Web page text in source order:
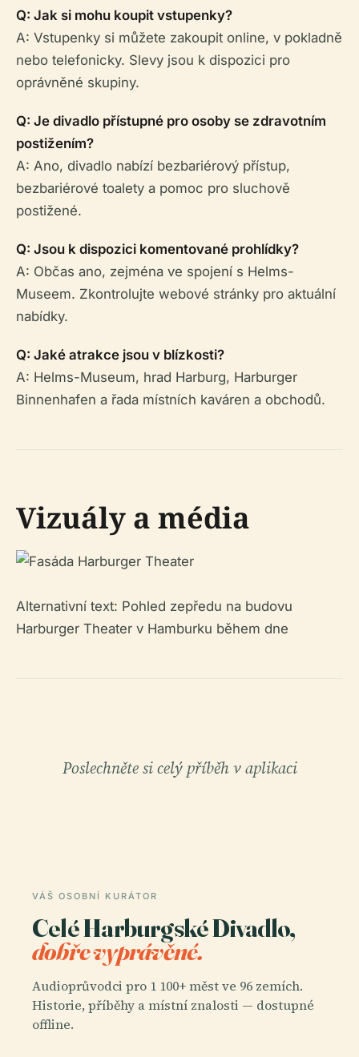
Q: Jak si mohu koupit vstupenky?
A: Vstupenky si můžete zakoupit online, v pokladně
nebo telefonicky. Slevy jsou k dispozici pro
oprávněné skupiny.
Q: Je divadlo přístupné pro osoby se zdravotním
postižením?
A: Ano, divadlo nabízí bezbariérový přístup,
bezbariérové toalety a pomoc pro sluchově
postižené.
Q: Jsou k dispozici komentované prohlídky?
A: Občas ano, zejména ve spojení s Helms-
Museem. Zkontrolujte webové stránky pro aktuální
nabídky.
Q: Jaké atrakce jsou v blízkosti?
A: Helms-Museum, hrad Harburg, Harburger
Binnenhafen a řada místních kaváren a obchodů.
Vizuály a média
Alternativní text: Pohled zepředu na budovu
Harburger Theater v Hamburku během dne
Poslechněte si celý příběh v aplikaci
VÁŠ OSOBNÍ KURÁTOR
Celé Harburgské Divadlo,
dobře vyprávěné.
Audioprůvodci pro 1 100+ měst ve 96 zemích.
Historie, příběhy a místní znalosti — dostupné
offline.